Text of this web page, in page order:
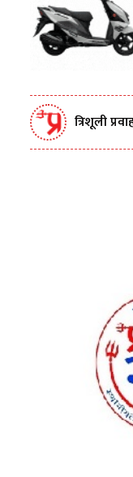
त्रिशूली